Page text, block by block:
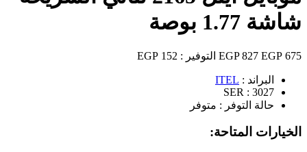
شاشة 1.77 بوصة
675 EGP
827 EGP التوفير : 152 EGP
البراند : ITEL
SER : 3027
حالة التوفر : متوفر
الخيارات المتاحة: